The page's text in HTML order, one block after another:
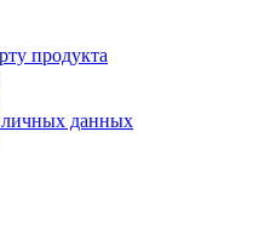
продукта
данных